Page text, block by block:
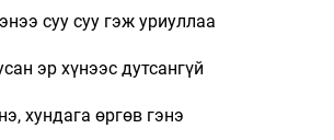
суу суу гэж уриуллаа
эр хүнээс дутсангүй
хундага өргөв гэнэ